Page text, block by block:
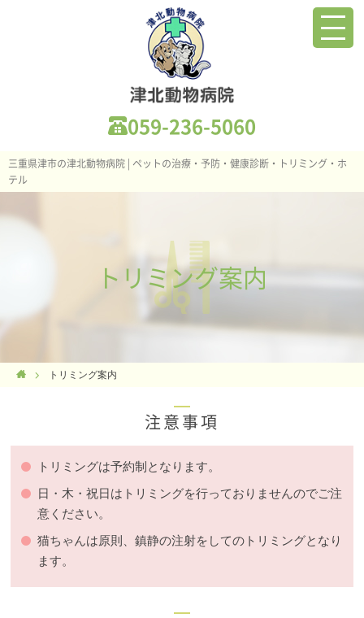
059-236-5060
三重県津市の津北動物病院 | ペットの治療・予防・健康診断・トリミング・ホ
テル
トリミング案内
トリミング案内
注意事項
トリミングは予約制となります。
日・木・祝日はトリミングを行っておりませんのでご注
意ください。
猫ちゃんは原則、鎮静の注射をしてのトリミングとなり
ます。